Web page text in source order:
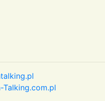
Talking.com.pl